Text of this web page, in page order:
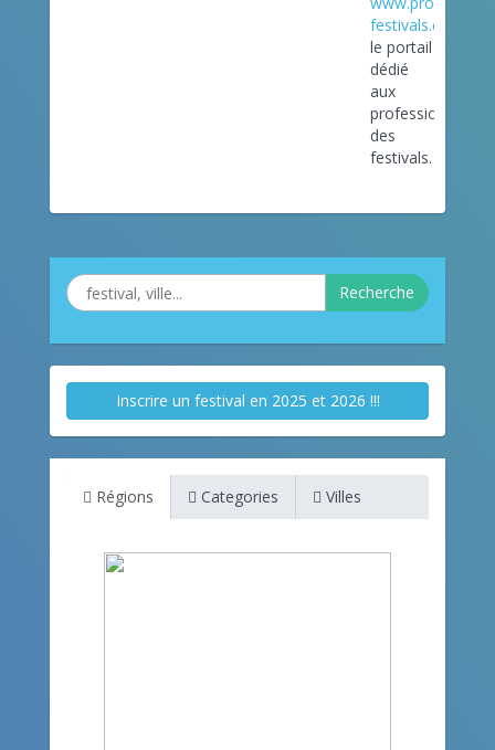
festivals.com
le portail
dédié
aux
professionnels
des
festivals.
Recherche
Inscrire un festival en 2025 et 2026 !!!
Régions Categories Villes